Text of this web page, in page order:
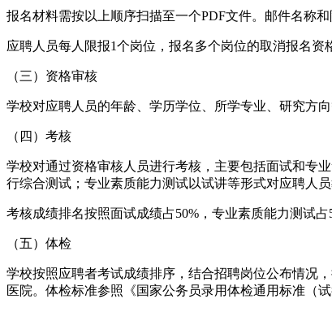
报名材料需按以上顺序扫描至一个PDF文件。邮件名称
应聘人员每人限报1个岗位，报名多个岗位的取消报名
（三）资格审核
学校对应聘人员的年龄、学历学位、所学专业、研究方
（四）考核
学校对通过资格审核人员进行考核，主要包括面试和专
行综合测试；专业素质能力测试以试讲等形式对应聘人
考核成绩排名按照面试成绩占50%，专业素质能力测试
（五）体检
学校按照应聘者考试成绩排序，结合招聘岗位公布情况
医院。体检标准参照《国家公务员录用体检通用标准（